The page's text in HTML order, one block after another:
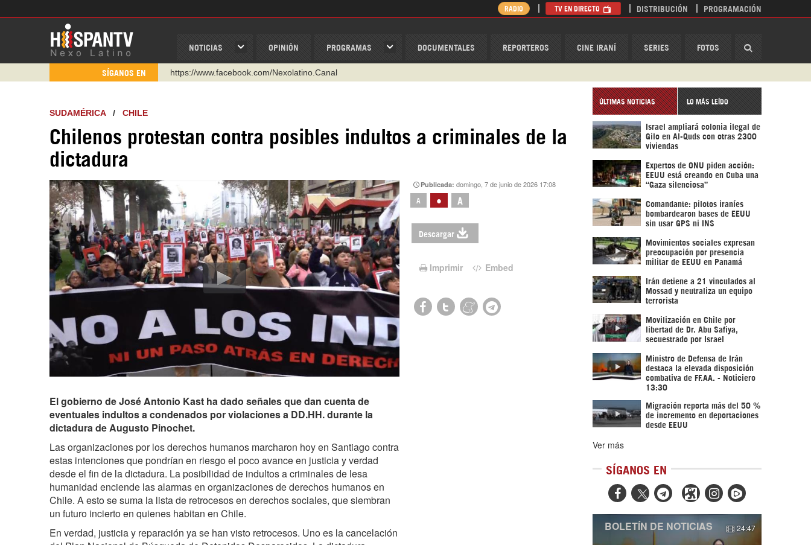
NOTICIAS OPINIÓN PROGRAMAS DOCUMENTALES REPORTEROS CINE IRANÍ SERIES FOTOS
RADIO TV EN DIRECTO DISTRIBUCIÓN PROGRAMACIÓN
SÍGANOS EN
https://www.facebook.com/Nexolatino.Canal
https://urmedium.com/c/hispantv
Instagram como: hispan_tv
SUDAMÉRICA/ CHILE
Chilenos protestan contra posibles indultos a criminales de la
dictadura
Publicada:domingo, 7 de junio de 2026 17:08
A • A
Descargar
Imprimir Embed
El gobierno de José Antonio Kast ha dado señales que dan cuenta de
eventuales indultos a condenados por violaciones a DD.HH. durante la
dictadura de Augusto Pinochet.
Las organizaciones por los derechos humanos marcharon hoy en Santiago contra
estas intenciones que pondrían en riesgo el poco avance en justicia y verdad
desde el fin de la dictadura. La posibilidad de indultos a criminales de lesa
humanidad enciende las alarmas en organizaciones de derechos humanos en
Chile. A esto se suma la lista de retrocesos en derechos sociales, que siembran
un futuro incierto en quienes habitan en Chile.
En verdad, justicia y reparación ya se han visto retrocesos. Uno es la cancelación
ÚLTIMAS NOTICIAS LO MÁS LEÍDO
Israel ampliará colonia ilegal de
Gilo en Al-Quds con otras 2300
viviendas
Expertos de ONU piden acción:
EEUU está creando en Cuba una
“Gaza silenciosa”
Comandante: pilotos iraníes
bombardearon bases de EEUU
sin usar GPS ni INS
Movimientos sociales expresan
preocupación por presencia
militar de EEUU en Panamá
Irán detiene a 21 vinculados al
Mossad y neutraliza un equipo
terrorista
Movilización en Chile por
libertad de Dr. Abu Safiya,
secuestrado por Israel
Ministro de Defensa de Irán
destaca la elevada disposición
combativa de FF.AA. - Noticiero
13:30
Migración reporta más del 50 %
de incremento en deportaciones
desde EEUU
Ver más
SÍGANOS EN
  
BOLETÍN DE NOTICIAS 24:47